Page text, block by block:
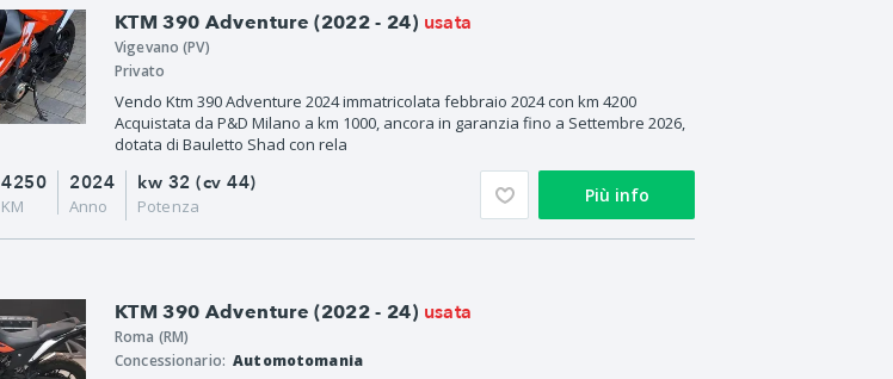
KTM 390 Adventure (2022 - 24) usata
Vigevano (PV)
Privato
Vendo Ktm 390 Adventure 2024 immatricolata febbraio 2024 con km 4200
Acquistata da P&D Milano a km 1000, ancora in garanzia fino a Settembre 2026,
dotata di Bauletto Shad con rela
2024
Anno
4250
KM
kw 32 (cv 44)
Potenza Più info
KTM 390 Adventure (2022 - 24) usata
Roma (RM)
Concessionario: Automotomania